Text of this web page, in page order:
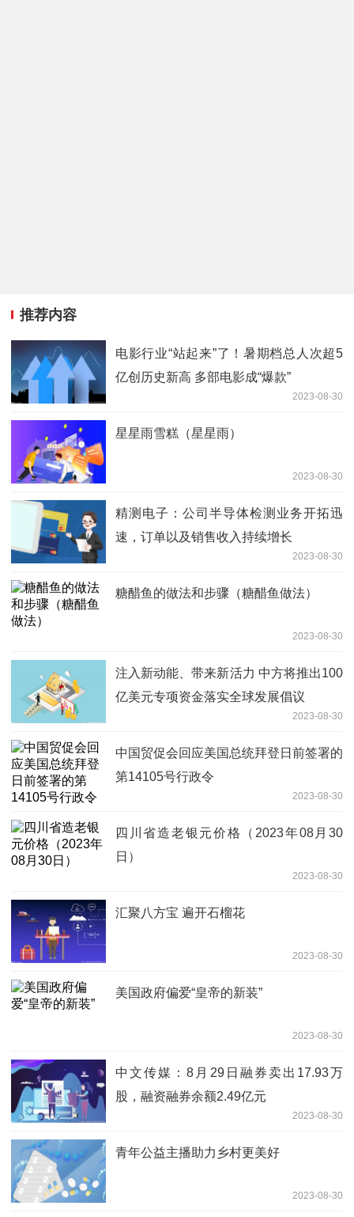
推荐内容
电影行业“站起来”了！暑期档总人次超5
亿创历史新高 多部电影成“爆款”
2023-08-30
星星雨雪糕（星星雨）
2023-08-30
精测电子：公司半导体检测业务开拓迅
速，订单以及销售收入持续增长
2023-08-30
糖醋鱼的做法和步骤（糖醋鱼做法）
2023-08-30
注入新动能、带来新活力 中方将推出100
亿美元专项资金落实全球发展倡议
2023-08-30
中国贸促会回应美国总统拜登日前签署的
第14105号行政令
2023-08-30
四川省造老银元价格（2023年08月30
日）
2023-08-30
汇聚八方宝 遍开石榴花
2023-08-30
美国政府偏爱“皇帝的新装”
2023-08-30
中文传媒：8月29日融券卖出17.93万
股，融资融券余额2.49亿元
2023-08-30
青年公益主播助力乡村更美好
2023-08-30